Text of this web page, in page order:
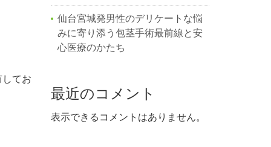
てお
仙台宮城発男性のデリケートな悩
みに寄り添う包茎手術最前線と安
心医療のかたち
最近のコメント
表示できるコメントはありません。